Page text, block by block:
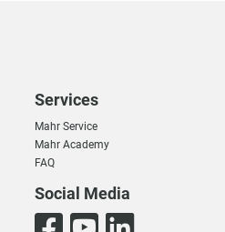
Services
Mahr Service
Mahr Academy
FAQ
Social Media